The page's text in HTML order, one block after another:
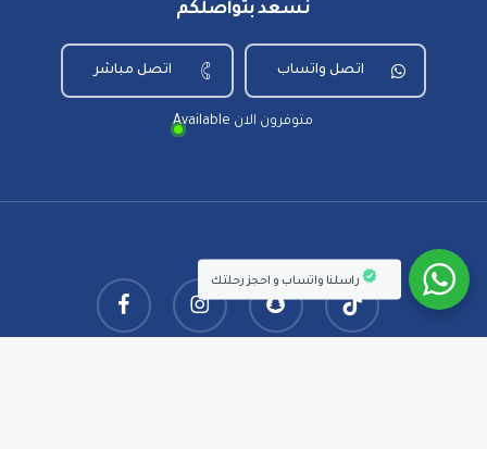
نسعد بتواصلكم
اتصل مباشر اتصل واتساب
Available متوفرون الان
facebook instagram snapchat tiktok
راسلنا واتساب و احجز رحلتك